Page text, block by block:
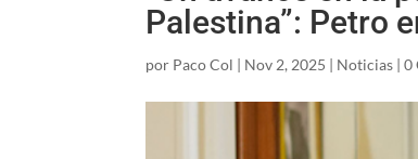
Palestina”: Petro
por Paco Col | Nov 2, 2025 | Noticias |0